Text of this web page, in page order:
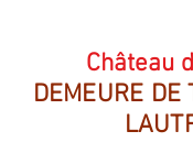
Château
DEMEURE DE